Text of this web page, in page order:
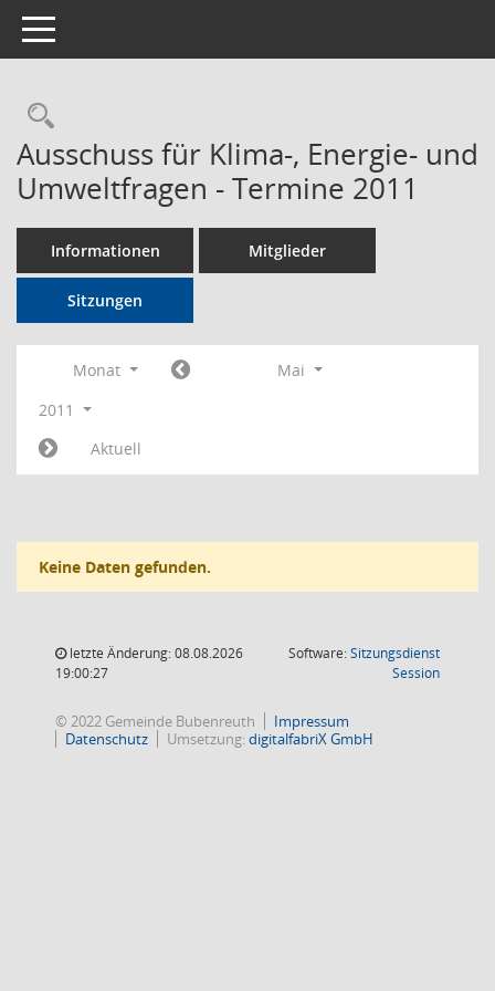
Toggle navigation
Rechercheauswahl
Ausschuss für Klima-, Energie- und
Umweltfragen - Termine 2011
Informationen Mitglieder
Sitzungen
Monat
Mai
2011
Aktuell
Keine Daten gefunden.
letzte Änderung: 08.08.2026
19:00:27
Software:Sitzungsdienst
Session(Wird in
© 2022 Gemeinde Bubenreuth
Impressum
Datenschutz
Umsetzung:digitalfabriX GmbH